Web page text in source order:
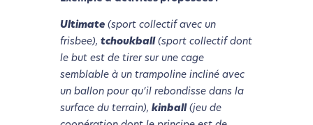
Ultimate(sport collectif avec un
frisbee), tchoukball(sport collectif dont
le but est de tirer sur une cage
semblable à un trampoline incliné avec
un ballon pour qu’il rebondisse dans la
surface du terrain), kinball(jeu de